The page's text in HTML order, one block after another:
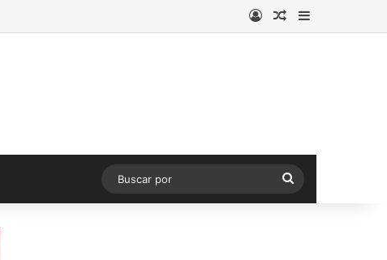
AccesoPublicación al
Barra lateral
Buscar
por